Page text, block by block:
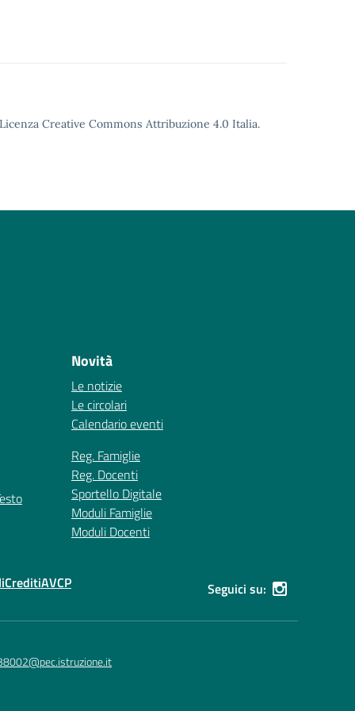
Creative Commons Attribuzione 4.0 Italia.
Novità
Le notizie
Le circolari
Calendario eventi
Reg. Famiglie
Reg. Docenti
Sportello Digitale
Moduli Famiglie
Moduli Docenti
CreditiAVCP Seguici su: